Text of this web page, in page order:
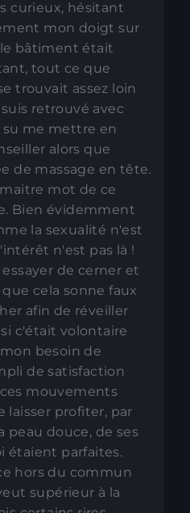
curieux, hésitant
mon doigt sur
bâtiment était
tout ce que
trouvait assez loin
retrouvé avec
me mettre en
alors que
de massage en tête.
mot de ce
Bien évidemment
la sexualité n'est
n'est pas là !
de cerner et
cela sonne faux
afin de réveiller
si c'était volontaire
besoin de
de satisfaction
mouvements
laisser profiter, par
peau douce, de ses
étaient parfaites.
hors du commun
supérieur à la